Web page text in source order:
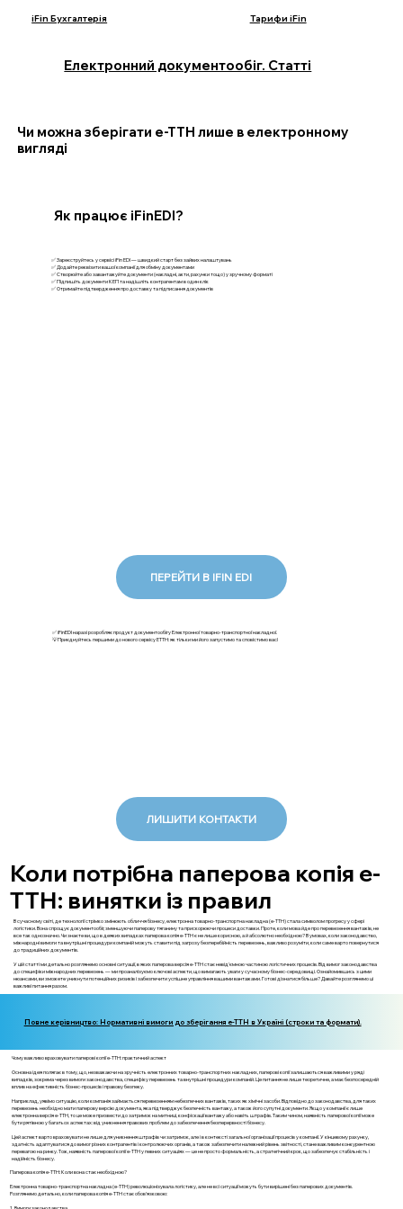
iFin Бухгалтерія Тарифи iFin
Електронний документообіг. Статті
Чи можна зберігати е-ТТН лише в електронному
вигляді
✅ Зареєструйтесь у сервісі iFin EDI — швидкий старт без зайвих налаштувань
✅ Додайте реквізити вашої компанії для обміну документами
✅ Створюйте або завантажуйте документи (накладні, акти, рахунки тощо) у зручному форматі
✅ Підпишіть документи КЕП та надішліть контрагентам в один клік
✅ Отримайте підтвердження про доставку та підписання документів
Як працює iFinEDI?
ПЕРЕЙТИ В IFIN EDI
✅ iFinEDI наразі розробляє продукт документообігу Електронної товарно-транспортної накладної.
💡Приєднуйтесь першими до нового сервісу ЕТТН: як тільки ми його запустимо та сповістимо вас!
ЛИШИТИ КОНТАКТИ
Коли потрібна паперова копія е-
ТТН: винятки із правил
В сучасному світі, де технології стрімко змінюють обличчя бізнесу, електронна товарно-транспортна накладна (е-ТТН) стала символом прогресу у сфері
логістики. Вона спрощує документообіг, зменшуючи паперову тяганину та прискорюючи процеси доставки. Проте, коли мова йде про перевезення вантажів, не
все так однозначно. Чи знаєте ви, що в деяких випадках паперова копія е-ТТН є не лише корисною, а й абсолютно необхідною? В умовах, коли законодавство,
міжнародні вимоги та внутрішні процедури компаній можуть ставити під загрозу безперебійність перевезень, важливо розуміти, коли саме варто повернутися
до традиційних документів.
У цій статті ми детально розглянемо основні ситуації, в яких паперова версія е-ТТН стає невід'ємною частиною логістичних процесів. Від вимог законодавства
до специфіки міжнародних перевезень — ми проаналізуємо ключові аспекти, що вимагають уваги у сучасному бізнес-середовищі. Ознайомившись з цими
нюансами, ви зможете уникнути потенційних ризиків і забезпечити успішне управління вашими вантажами. Готові дізнатися більше? Давайте розглянемо ці
важливі питання разом.
Повне керівництво: Нормативні вимоги до зберігання е-ТТН в Україні (строки та формати).
Чому важливо враховувати паперові копії е-ТТН: практичний аспект
Основна ідея полягає в тому, що, незважаючи на зручність електронних товарно-транспортних накладних, паперові копії залишаються важливими у ряді
випадків, зокрема через вимоги законодавства, специфіку перевезень та внутрішні процедури компаній. Це питання не лише теоретичне, а має безпосередній
вплив на ефективність бізнес-процесів і правову безпеку.
Наприклад, уявімо ситуацію, коли компанія займається перевезенням небезпечних вантажів, таких як хімічні засоби. Відповідно до законодавства, для таких
перевезень необхідно мати паперову версію документа, яка підтверджує безпечність вантажу, а також його супутні документи. Якщо у компанії є лише
електронна версія е-ТТН, то це може призвести до затримок на митниці, конфіскації вантажу або навіть штрафів. Таким чином, наявність паперової копії може
бути рятівною у багатьох аспектах: від уникнення правових проблем до забезпечення безперервності бізнесу.
Цей аспект варто враховувати не лише для уникнення штрафів чи затримок, але і в контексті загальної організації процесів у компанії. У кінцевому рахунку,
здатність адаптуватися до вимог різних контрагентів і контролюючих органів, а також забезпечити належний рівень звітності, стане важливим конкурентною
перевагою на ринку. Тож, наявність паперової копії е-ТТН у певних ситуаціях — це не просто формальність, а стратегічний крок, що забезпечує стабільність і
надійність бізнесу.
Паперова копія е-ТТН: Коли вона стає необхідною?
Електронна товарно-транспортна накладна (е-ТТН) революціонізувала логістику, але не всі ситуації можуть бути вирішені без паперових документів.
Розглянемо детально, коли паперова копія е-ТТН стає обов'язковою: